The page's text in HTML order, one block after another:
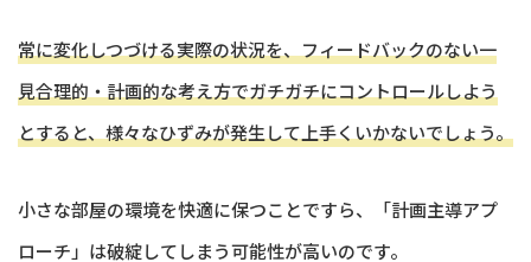
常に変化しつづける実際の状況を、フィードバックのない一
見合理的・計画的な考え方でガチガチにコントロールしよう
とすると、様々なひずみが発生して上手くいかないでしょう。
小さな部屋の環境を快適に保つことですら、「計画主導アプ
ローチ」は破綻してしまう可能性が高いのです。